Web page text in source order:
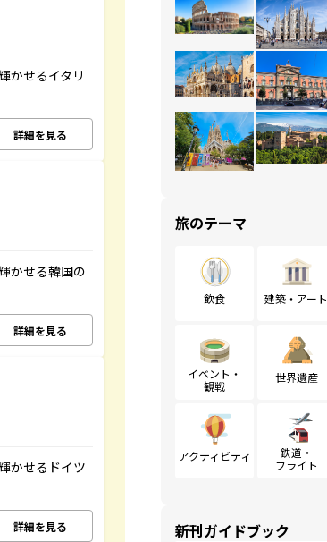
かせるイタリ
詳細を見る
かせる韓国の
詳細を見る
かせるドイツ
詳細を見る
旅のテーマ
飲食 建築・アート
イベント・
観戦
世界遺産
アクティビティ
鉄道・
フライト
新刊ガイドブック